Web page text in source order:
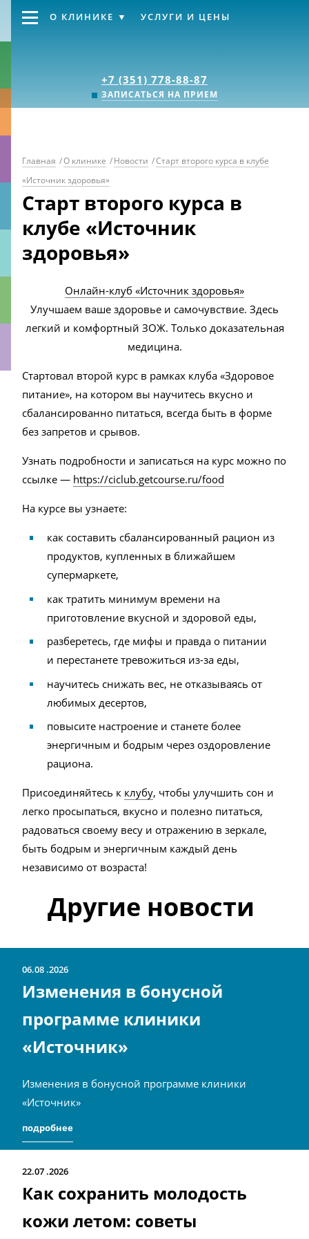
+7 (351) 778-88-87
ЗАПИСАТЬСЯ НА ПРИЕМ
О КЛИНИКЕ УСЛУГИ И ЦЕНЫ
Главная /О клинике /Новости /Старт второго курса в клубе
«Источник здоровья»
Старт второго курса в
клубе «Источник
здоровья»
Онлайн-клуб «Источник здоровья»
Улучшаем ваше здоровье и самочувствие. Здесь
легкий и комфортный ЗОЖ. Только доказательная
медицина.
Стартовал второй курс в рамках клуба «Здоровое
питание», на котором вы научитесь вкусно и
сбалансированно питаться, всегда быть в форме
без запретов и срывов.
Узнать подробности и записаться на курс можно по
ссылке — https://ciclub.getcourse.ru/food
На курсе вы узнаете:
как составить сбалансированный рацион из
продуктов, купленных в ближайшем
супермаркете,
как тратить минимум времени на
приготовление вкусной и здоровой еды,
разберетесь, где мифы и правда о питании
и перестанете тревожиться из-за еды,
научитесь снижать вес, не отказываясь от
любимых десертов,
повысите настроение и станете более
энергичным и бодрым через оздоровление
рациона.
Присоединяйтесь к клубу, чтобы улучшить сон и
легко просыпаться, вкусно и полезно питаться,
радоваться своему весу и отражению в зеркале,
быть бодрым и энергичным каждый день
независимо от возраста!
Другие новости
06.08 2026
Изменения в бонусной
программе клиники
«Источник»
Изменения в бонусной программе клиники
«Источник»
подробнее
22.07 2026
Как сохранить молодость
кожи летом: советы